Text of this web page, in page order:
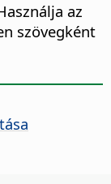
az
szövegként